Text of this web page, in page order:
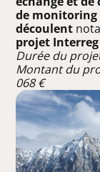
de monitoring
découlent
projet Interreg
Durée du
Montant du
068 €